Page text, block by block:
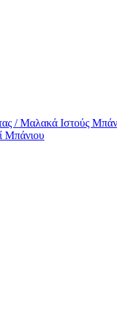
/ Μαλακά Ιστούς
Μπάνιου